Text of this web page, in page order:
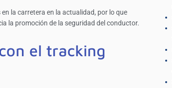
la carretera en la actualidad, por lo que
la promoción de la seguridad del conductor.
el tracking